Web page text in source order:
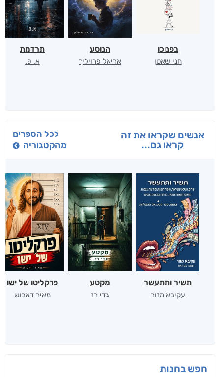
חפש בחנות
בפנוכו
חני שאטן
הנוסע
אריאל פרויליך
תרדמת
א. פ.
אנשים שקראו את זה
קראו גם...
לכל הספרים
מהקטגוריה
תשיר ותתעשר
עקיבא מזור
מקטע
גדי רז
פרקליטו של ישו
מאיר דאבוש